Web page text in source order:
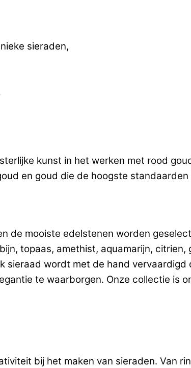
sieraden,
kunst in het werken met rood
en goud die de hoogste
de mooiste edelstenen worden
topaas, amethist, aquamarijn,
sieraad wordt met de hand
te waarborgen. Onze collectie is
bij het maken van sieraden. Van